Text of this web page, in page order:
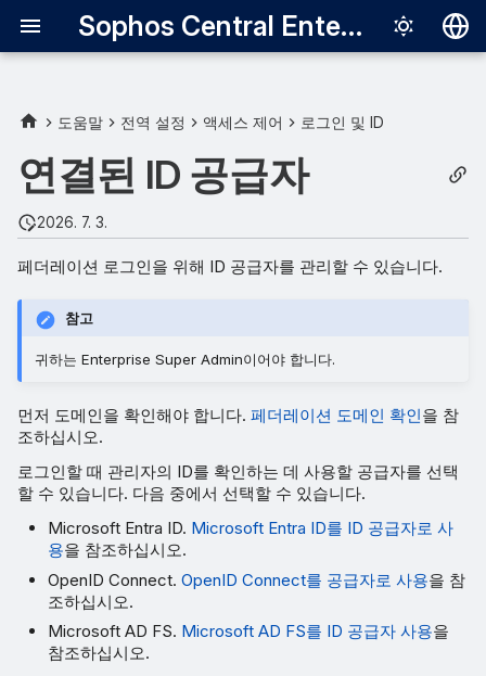
Sophos Central Enterprise
English
Italiano
日本語
ID 공급자 켜기
도움말 전역 설정 액세스 제어 로그인 및 ID
연결된 ID 공급자
2026. 7. 3.
페더레이션 로그인을 위해 ID 공급자를 관리할 수 있습니다.
참고
귀하는 Enterprise Super Admin이어야 합니다.
먼저 도메인을 확인해야 합니다. 페더레이션 도메인 확인을 참
조하십시오.
로그인할 때 관리자의 ID를 확인하는 데 사용할 공급자를 선택
할 수 있습니다. 다음 중에서 선택할 수 있습니다.
Microsoft Entra ID. Microsoft Entra ID를 ID 공급자로 사
용을 참조하십시오.
OpenID Connect.OpenID Connect를 공급자로 사용을 참
조하십시오.
Microsoft AD FS. Microsoft AD FS를 ID 공급자 사용을
참조하십시오.